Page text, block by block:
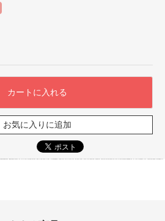
お気に入りに追加